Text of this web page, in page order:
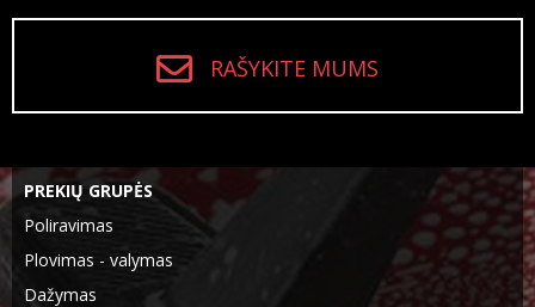
RAŠYKITE MUMS
PREKIŲ GRUPĖS
Poliravimas
Plovimas - valymas
Dažymas